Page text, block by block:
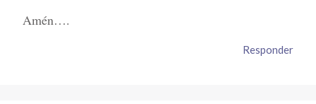
Amén….
Responder